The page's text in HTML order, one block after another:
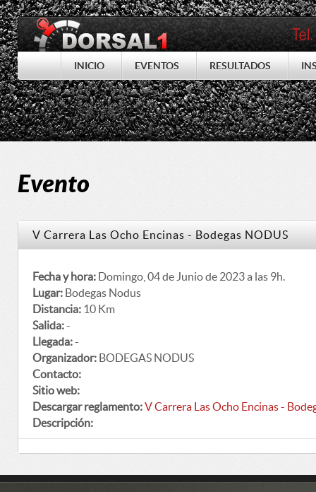
INICIO EVENTOS RESULTADOS
Evento
V Carrera Las Ocho Encinas - Bodegas NODUS
Fecha y hora: Domingo, 04 de Junio de 2023 a las 9h.
Lugar: Bodegas Nodus
Distancia: 10 Km
Salida:-
Llegada:-
Organizador: BODEGAS NODUS
Contacto:
Sitio web:
Descargar reglamento:V Carrera Las Ocho Encinas -
Descripción: